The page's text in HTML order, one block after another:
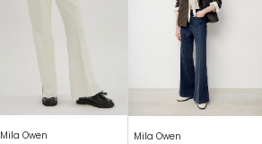
Mila Owen Mila Owen